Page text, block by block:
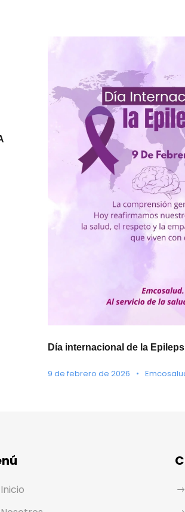
Día internacional de la
9 de febrero de 2026 •
Inicio